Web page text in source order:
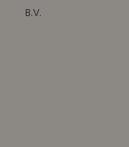
B.V.